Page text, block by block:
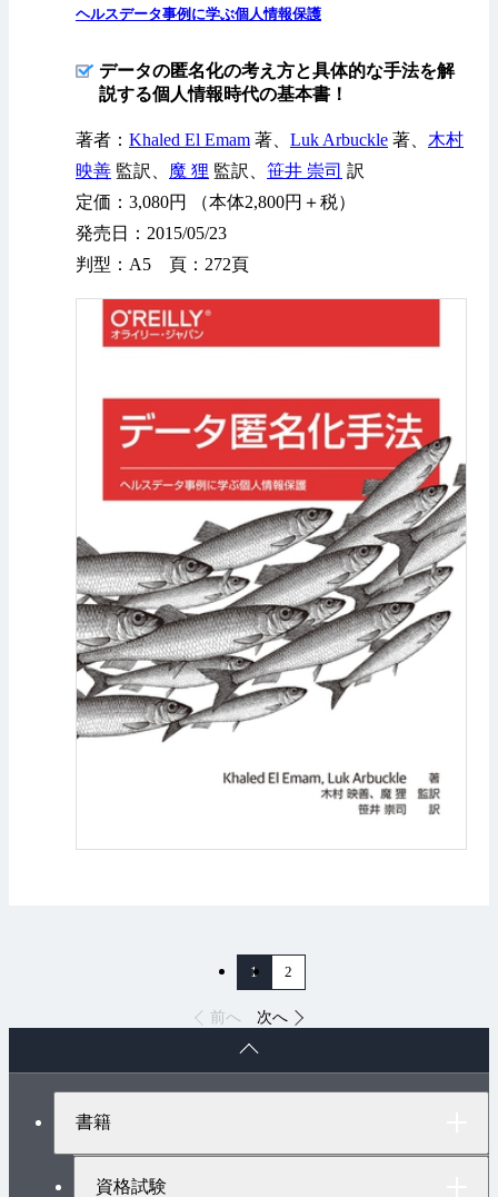
ヘルスデータ事例に学ぶ個人情報保護
データの匿名化の考え方と具体的な手法を解
説する個人情報時代の基本書！
著者： Khaled El Emam 著、 Luk Arbuckle 著、 木村
映善 監訳、 魔 狸 監訳、 笹井 崇司 訳
定価：3,080円 （本体2,800円＋税）
発売日：2015/05/23
判型：A5 頁：272頁
前へ
1 2
次へ
書籍
資格試験